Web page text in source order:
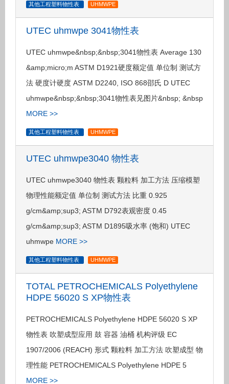
其他工程塑料物性表 UHMWPE
UTEC uhmwpe 3041物性表
UTEC uhmwpe&nbsp;&nbsp;3041物性表 Average 130
&amp;micro;m ASTM D1921硬度额定值 单位制 测试方
法 硬度计硬度 ASTM D2240, ISO 868邵氏 D UTEC
uhmwpe&nbsp;&nbsp;3041物性表见图片&nbsp; &nbsp
MORE >>
其他工程塑料物性表 UHMWPE
UTEC uhmwpe3040 物性表
UTEC uhmwpe3040 物性表 颗粒料 加工方法 压缩模塑
物理性能额定值 单位制 测试方法 比重 0.925
g/cm&amp;sup3; ASTM D792表观密度 0.45
g/cm&amp;sup3; ASTM D1895吸水率 (饱和) UTEC
uhmwpe MORE >>
其他工程塑料物性表 UHMWPE
TOTAL PETROCHEMICALS Polyethylene
HDPE 56020 S XP物性表
PETROCHEMICALS Polyethylene HDPE 56020 S XP
物性表 吹塑成型应用 鼓 容器 油桶 机构评级 EC
1907/2006 (REACH) 形式 颗粒料 加工方法 吹塑成型 物
理性能 PETROCHEMICALS Polyethylene HDPE 5
MORE >>